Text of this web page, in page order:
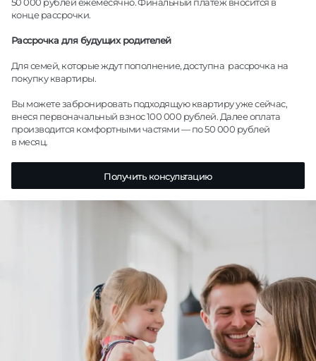
конце рассрочки.
Рассрочка для будущих родителей
Для семей, которые ждут пополнение, доступна рассрочка на
покупку квартиры.
Вы можете забронировать подходящую квартиру уже сейчас,
внеся первоначальный взнос 100 000 рублей. Далее оплата
производится комфортными частями — по 50 000 рублей
в месяц.
Получить консультацию